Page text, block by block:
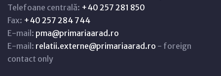
Telefoane centrală: +40 257 281 850
Fax: +40 257 284 744
E-mail: pma@primariaarad.ro
E-mail: relatii.externe@primariaarad.ro - foreign
contact only